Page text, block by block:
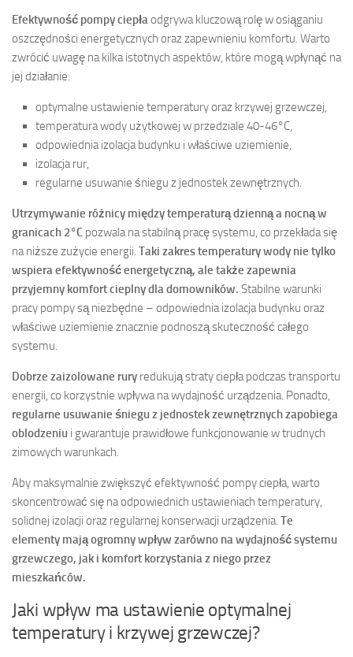
Efektywność pompy ciepłaodgrywa kluczową rolę w osiąganiu
oszczędności energetycznych oraz zapewnieniu komfortu. Warto
zwrócić uwagę na kilka istotnych aspektów, które mogą wpłynąć na
jej działanie:
optymalne ustawienie temperatury oraz krzywej grzewczej,
temperatura wody użytkowej w przedziale 40-46°C,
odpowiednia izolacja budynku i właściwe uziemienie,
izolacja rur,
regularne usuwanie śniegu z jednostek zewnętrznych.
Utrzymywanie różnicy między temperaturą dzienną a nocną w
granicach 2°C pozwala na stabilną pracę systemu, co przekłada się
na niższe zużycie energii. Taki zakres temperatury wody nie tylko
wspiera efektywność energetyczną, ale także zapewnia
przyjemny komfort cieplny dla domowników. Stabilne warunki
pracy pompy są niezbędne – odpowiednia izolacja budynku oraz
właściwe uziemienie znacznie podnoszą skuteczność całego
systemu.
Dobrze zaizolowane rury redukują straty ciepła podczas transportu
energii, co korzystnie wpływa na wydajność urządzenia. Ponadto,
regularne usuwanie śniegu z jednostek zewnętrznych zapobiega
oblodzeniu i gwarantuje prawidłowe funkcjonowanie w trudnych
zimowych warunkach.
Aby maksymalnie zwiększyć efektywność pompy ciepła, warto
skoncentrować się na odpowiednich ustawieniach temperatury,
solidnej izolacji oraz regularnej konserwacji urządzenia. Te
elementy mają ogromny wpływ zarówno na wydajność systemu
grzewczego, jak i komfort korzystania z niego przez
mieszkańców.
Jaki wpływ ma ustawienie optymalnej
temperatury i krzywej grzewczej?